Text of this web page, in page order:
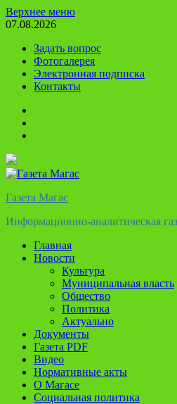
Перейти
к
Верхнее меню
07.08.2026
Задать вопрос
Фотогалерея
Электронная подписка
Контакты
Газета Магас
Информационно-аналитическая
Главная
Новости
Культура
Муниципальная власть
Общество
Политика
Актуально
Документы
Газета PDF
Видео
Нормативные акты
О Магасе
Социальная политика